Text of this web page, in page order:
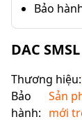
Bảo
DAC
Thương hiệu:
Bảo
hành:
Sản
mới